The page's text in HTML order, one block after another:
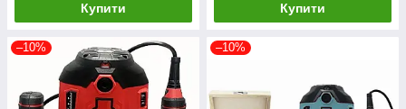
Купити Купити
–10% –10%